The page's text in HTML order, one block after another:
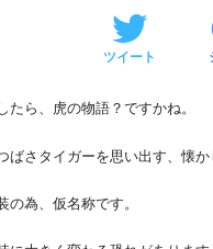
ツイート
たら、虎の物語？ですかね。
ばさタイガーを思い出す、懐か
の為、仮名称です。